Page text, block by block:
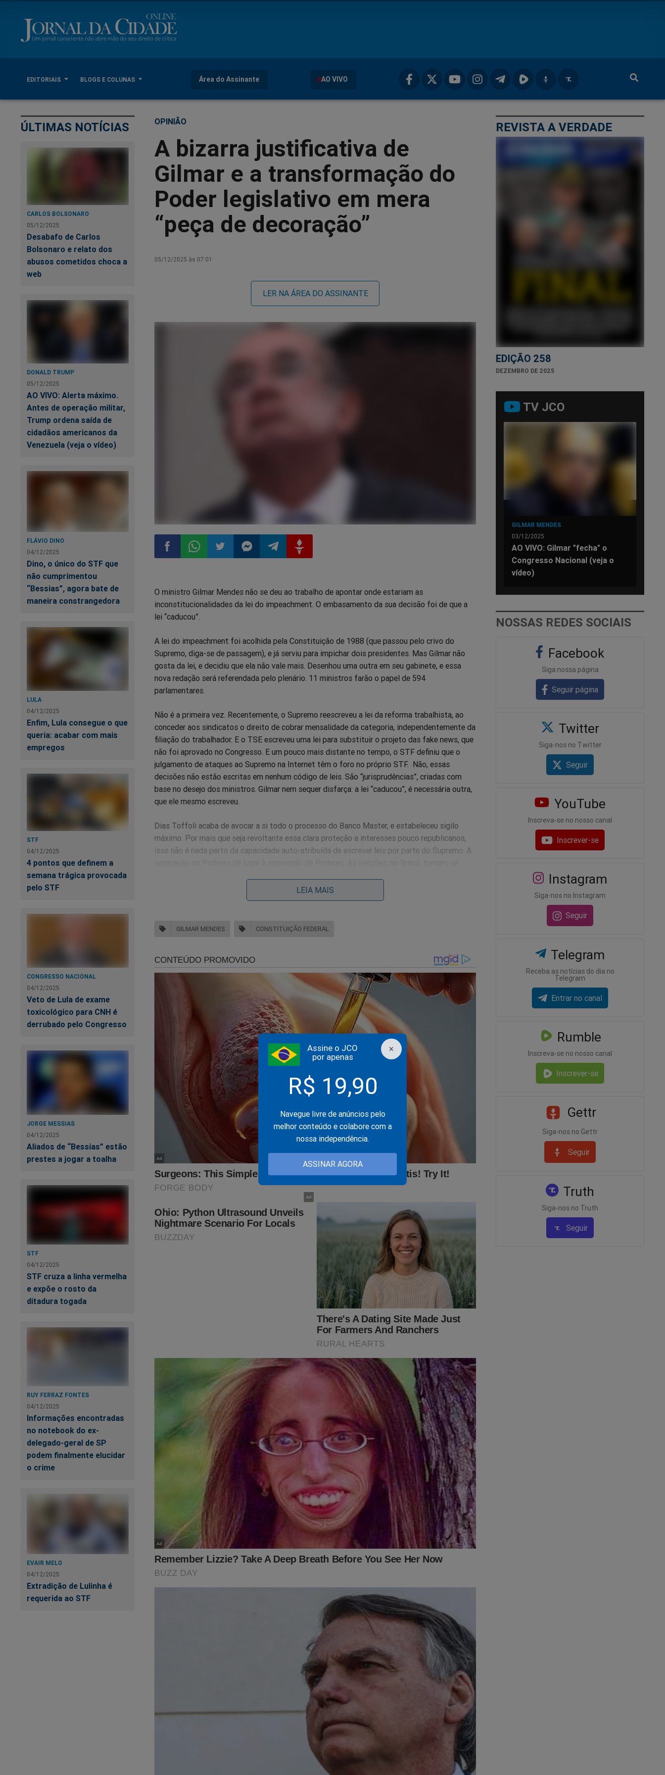
EDITORIAIS BLOGS E COLUNAS Área do Assinante AO VIVO
×
Assine o JCO
por apenas
R$ 19,90
Navegue livre de anúncios pelo
melhor conteúdo e colabore com a
nossa independência.
ASSINAR AGORA
ÚLTIMAS NOTÍCIAS
CARLOS BOLSONARO
05/12/2025
Desabafo de Carlos
Bolsonaro e relato dos
abusos cometidos choca a
web
DONALD TRUMP
05/12/2025
AO VIVO: Alerta máximo.
Antes de operação militar,
Trump ordena saída de
cidadãos americanos da
Venezuela (veja o vídeo)
FLÁVIO DINO
04/12/2025
Dino, o único do STF que
não cumprimentou
“Bessias”, agora bate de
maneira constrangedora
LULA
04/12/2025
Enfim, Lula consegue o que
queria: acabar com mais
empregos
STF
04/12/2025
4 pontos que definem a
semana trágica provocada
pelo STF
CONGRESSO NACIONAL
04/12/2025
Veto de Lula de exame
toxicológico para CNH é
derrubado pelo Congresso
JORGE MESSIAS
04/12/2025
Aliados de “Bessias” estão
prestes a jogar a toalha
STF
04/12/2025
STF cruza a linha vermelha
e expõe o rosto da
ditadura togada
RUY FERRAZ FONTES
04/12/2025
Informações encontradas
no notebook do ex-
delegado-geral de SP
podem finalmente elucidar
o crime
EVAIR MELO
04/12/2025
Extradição de Lulinha é
requerida ao STF
OPINIÃO
A bizarra justificativa de
Gilmar e a transformação do
Poder legislativo em mera
“peça de decoração”
05/12/2025 às 07:01
LER NA ÁREA DO ASSINANTE
no
Facebook
no
Whatsapp
no
no
no
no
O ministro Gilmar Mendes não se deu ao trabalho de apontar onde estariam as
inconstitucionalidades da lei do impeachment. O embasamento da sua decisão foi de que a
lei “caducou”.
A lei do impeachment foi acolhida pela Constituição de 1988 (que passou pelo crivo do
Supremo, diga-se de passagem), e já serviu para impichar dois presidentes. Mas Gilmar não
gosta da lei, e decidiu que ela não vale mais. Desenhou uma outra em seu gabinete, e essa
nova redação será referendada pelo plenário. 11 ministros farão o papel de 594
parlamentares.
Não é a primeira vez. Recentemente, o Supremo reescreveu a lei da reforma trabalhista, ao
conceder aos sindicatos o direito de cobrar mensalidade da categoria, independentemente da
filiação do trabalhador. E o TSE escreveu uma lei para substituir o projeto das fake news, que
não foi aprovado no Congresso. E um pouco mais distante no tempo, o STF definiu que o
julgamento de ataques ao Supremo na Internet têm o foro no próprio STF. Não, essas
decisões não estão escritas em nenhum código de leis. São “jurisprudências”, criadas com
base no desejo dos ministros. Gilmar nem sequer disfarça: a lei “caducou”, é necessária outra,
que ele mesmo escreveu.
Dias Toffoli acaba de avocar a si todo o processo do Banco Master, e estabeleceu sigilo
máximo. Por mais que seja revoltante essa clara proteção a interesses pouco republicanos,
isso não é nada perto da capacidade auto-atribuída de escrever leis por parte do Supremo. A
peça de decoração de uma democracia de fachada.
Economia e Finanças pelo Insper.
Desabafo de Carlos Bolsonaro e relato dos abusos cometidos
AO VIVO: Alerta máximo. Antes de operação militar, Trump ordena
saída de cidadãos americanos da Venezuela (veja o vídeo)
Dino, o único do STF que não cumprimentou “Bessias”, agora bate
de maneira constrangedora
A "conta final" está chegando para Moraes... Quer saber do que realmente é capaz o ministro?
toda a perseguição contra parlamentares, jornalistas
e outros absurdos que começaram no famigerado Inquérito das Fakes News foram expostos!
Nessa obra estão todos os relatos de censura, prisões e estranhas ações do judiciário que o
"sistema" quer esconder à todo custo. Mas, como ter esse livro na mão? Clique no link abaixo:
https://www.conteudoconservador.com.br/products/supremo-silencio-o-que-voce-nao-
Veja a capa:
LEIA MAIS
GILMAR MENDES CONSTITUIÇÃO FEDERAL
REVISTA A VERDADE
EDIÇÃO 258
DEZEMBRO DE 2025
TV JCO
GILMAR MENDES
03/12/2025
AO VIVO: Gilmar "fecha" o
Congresso Nacional (veja o
vídeo)
NOSSAS REDES SOCIAIS
Facebook
Siga nossa página
Seguir página
Twitter
Siga-nos no Twitter
Seguir
YouTube
Inscreva-se no nosso canal
Inscrever-se
Instagram
Siga-nos no Instagram
Seguir
Telegram
Receba as notícias do dia no
Telegram
Entrar no canal
Rumble
Inscreva-se no nosso canal
Inscrever-se
Gettr
Siga-nos no Gettr
Seguir
Truth
Siga-nos no Truth
Seguir